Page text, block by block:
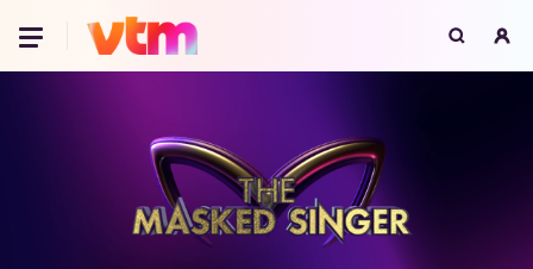
Oeps, browser niet ondersteund
best je browser updaten of hieronder één
van de ondersteunde browsers
downloaden.
Google Chrome